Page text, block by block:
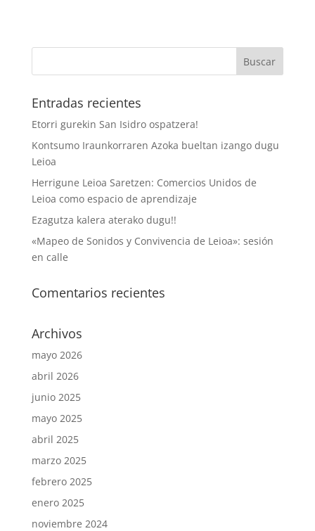
Entradas recientes
Etorri gurekin San Isidro ospatzera!
Kontsumo Iraunkorraren Azoka bueltan izango dugu
Leioa
Herrigune Leioa Saretzen: Comercios Unidos de
Leioa como espacio de aprendizaje
Ezagutza kalera aterako dugu!!
«Mapeo de Sonidos y Convivencia de Leioa»: sesión
en calle
Comentarios recientes
Archivos
mayo 2026
abril 2026
junio 2025
mayo 2025
abril 2025
marzo 2025
febrero 2025
enero 2025
noviembre 2024